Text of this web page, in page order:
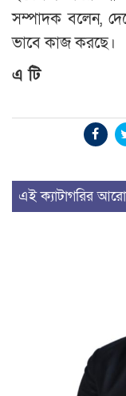
সম্পাদক বলেন,
ভাবে কাজ করছে।
এ টি
এই ক্যাটাগরির